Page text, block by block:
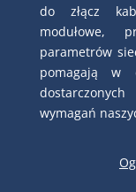
do złącz
modułowe,
parametrów
pomagają w
wymagań